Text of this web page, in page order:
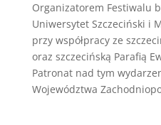
Organizatorem Festiwalu
Uniwersytet Szczeciński i
przy współpracy ze
oraz szczecińską Parafią
Patronat nad tym
Województwa